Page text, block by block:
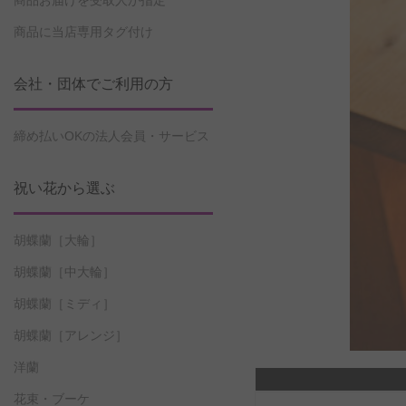
商品に当店専用タグ付け
会社・団体でご利用の方
締め払いOKの法人会員・サービス
祝い花から選ぶ
胡蝶蘭［大輪］
胡蝶蘭［中大輪］
胡蝶蘭［ミディ］
胡蝶蘭［アレンジ］
洋蘭
花束・ブーケ